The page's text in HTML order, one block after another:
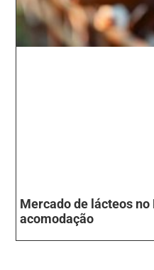
Mercado de lácteos
acomodação